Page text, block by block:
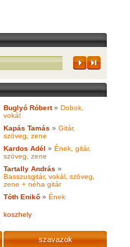
Buglyó Róbert » Dobok,
vokál
Kapás Tamás » Gitár,
szöveg, zene
Kardos Adél » Ének, gitár,
szöveg, zene
Tartally András »
Basszusgitár, vokál, szöveg,
zene + néha gitár
Tóth Enikő » Ének
koszhely
szavazok